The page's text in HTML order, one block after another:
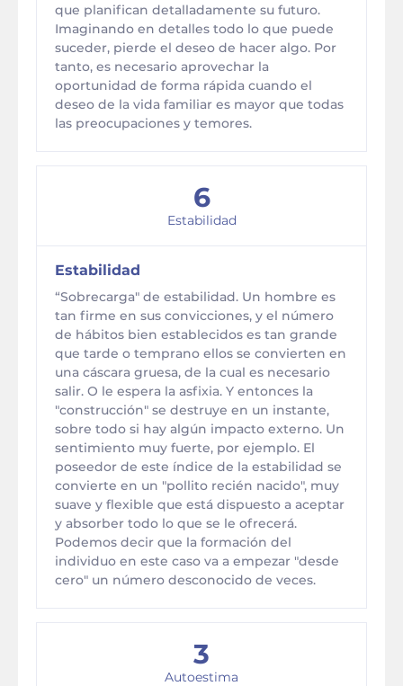
que planifican detalladamente su futuro.
Imaginando en detalles todo lo que puede
suceder, pierde el deseo de hacer algo. Por
tanto, es necesario aprovechar la
oportunidad de forma rápida cuando el
deseo de la vida familiar es mayor que todas
las preocupaciones y temores.
6
Estabilidad
Estabilidad
“Sobrecarga" de estabilidad. Un hombre es
tan firme en sus convicciones, y el número
de hábitos bien establecidos es tan grande
que tarde o temprano ellos se convierten en
una cáscara gruesa, de la cual es necesario
salir. O le espera la asfixia. Y entonces la
"construcción" se destruye en un instante,
sobre todo si hay algún impacto externo. Un
sentimiento muy fuerte, por ejemplo. El
poseedor de este índice de la estabilidad se
convierte en un "pollito recién nacido", muy
suave y flexible que está dispuesto a aceptar
y absorber todo lo que se le ofrecerá.
Podemos decir que la formación del
individuo en este caso va a empezar "desde
cero" un número desconocido de veces.
3
Autoestima